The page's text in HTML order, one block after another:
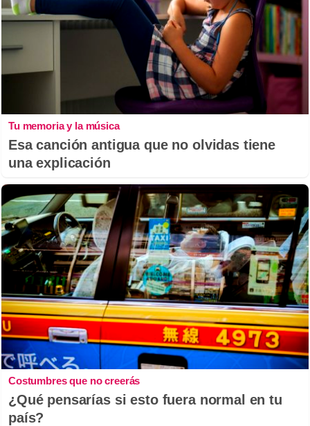
Tu memoria y la música
Esa canción antigua que no olvidas tiene
una explicación
Costumbres que no creerás
¿Qué pensarías si esto fuera normal en tu
país?